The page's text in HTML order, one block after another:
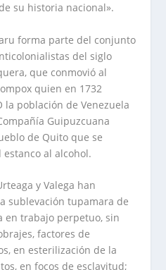
su historia nacional».
forma parte del conjunto
del siglo
que conmovió al
quien en 1732
la población de Venezuela
Guipuzcuana
de Quito que se
al alcohol.
y Valega han
sublevación tupamara de
en trabajo perpetuo, sin
factores de
en esterilización de la
en focos de esclavitud;